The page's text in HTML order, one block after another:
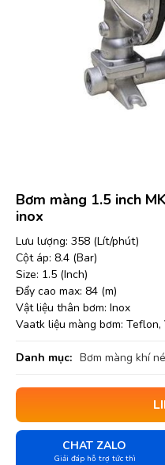
Bơm màng 1.5 inch
inox
Lưu lượng: 358 (Lít/phút)
Cột áp: 8.4 (Bar)
Size: 1.5 (Inch)
Đẩy cao max: 84 (m)
Vật liệu thân bơm: Inox
Vaatk liệu màng bơm: Teflon,
Danh mục: Bơm màng khí
CHAT ZALO
Giải đáp hỗ trợ tức thì